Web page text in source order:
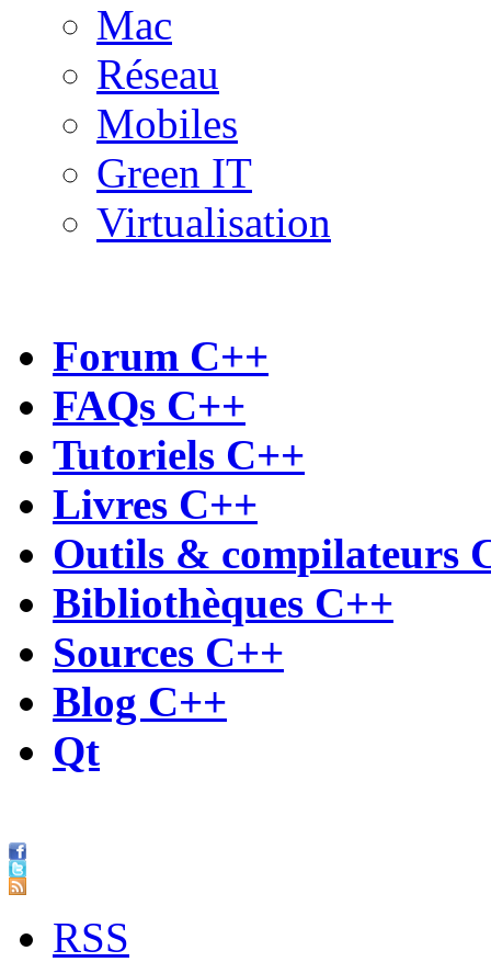
Mac
Réseau
Mobiles
Green IT
Virtualisation
Forum C++
FAQs C++
Tutoriels C++
Livres C++
Outils & compilateurs
Bibliothèques C++
Sources C++
Blog C++
Qt
RSS